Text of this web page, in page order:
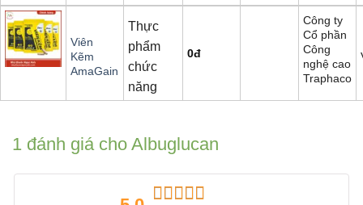
Viên
Kẽm
AmaGain
Thực
phẩm
chức
năng
0đ
Công ty
Cổ phần
Công
nghệ cao
Traphaco
1 đánh giá cho Albuglucan